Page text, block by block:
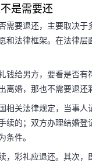
是需要还
需要退还，主要取决
和法律框架。在法律
钱给男方，要看是否
离婚，那也不需要退还
相关法律规定，当事
续的；双方办理结婚
条件。
，彩礼应退还。其次